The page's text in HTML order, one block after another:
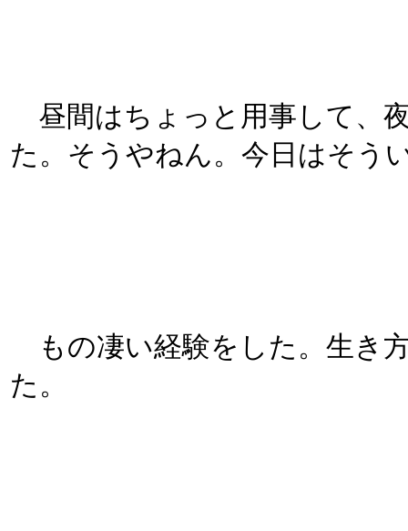
昼間はちょっと用事して、
た。そうやねん。今日はそう
もの凄い経験をした。生き
た。